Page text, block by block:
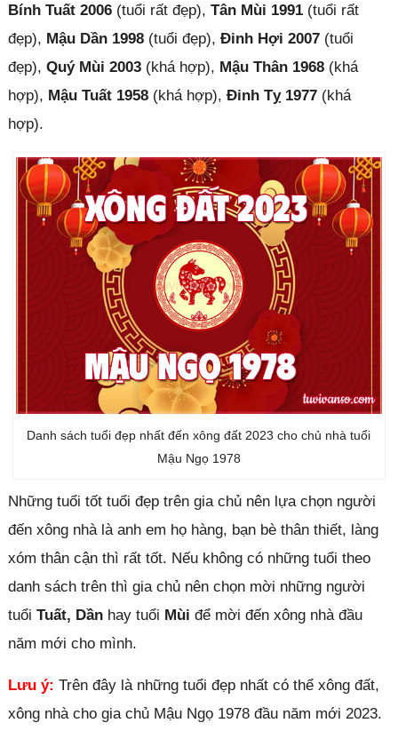
Bính Tuất 2006(tuổi rất đẹp), Tân Mùi 1991(tuổi rất
đẹp), Mậu Dần 1998(tuổi đẹp), Đinh Hợi 2007(tuổi
đẹp), Quý Mùi 2003(khá hợp), Mậu Thân 1968(khá
hợp), Mậu Tuất 1958(khá hợp), Đinh Tỵ 1977(khá
hợp).
Danh sách tuổi đẹp nhất đến xông đất 2023 cho chủ nhà tuổi
Mậu Ngọ 1978
Những tuổi tốt tuổi đẹp trên gia chủ nên lựa chọn người
đến xông nhà là anh em họ hàng, bạn bè thân thiết, làng
xóm thân cận thì rất tốt. Nếu không có những tuổi theo
danh sách trên thì gia chủ nên chọn mời những người
tuổi Tuất, Dầnhay tuổi Mùi để mời đến xông nhà đầu
năm mới cho mình.
Lưu ý: Trên đây là những tuổi đẹp nhất có thể xông đất,
xông nhà cho gia chủ Mậu Ngọ 1978 đầu năm mới 2023.